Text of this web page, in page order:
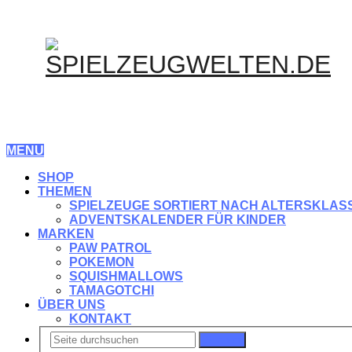
MENU
SHOP
THEMEN
SPIELZEUGE SORTIERT NACH
ADVENTSKALENDER FÜR KINDER
MARKEN
PAW PATROL
POKEMON
SQUISHMALLOWS
TAMAGOTCHI
ÜBER UNS
KONTAKT